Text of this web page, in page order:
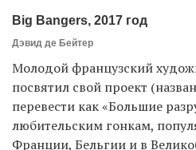
Big Bangers, 2017 год
Дэвид де Бейтер
Молодой французский
посвятил свой проект
перевести как «Большие
любительским гонкам,
Франции, Бельгии и в